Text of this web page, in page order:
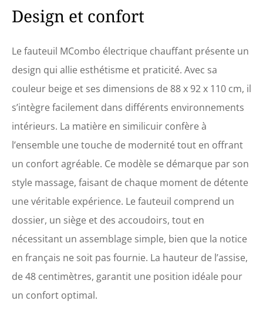
hauteur avec fonction
d'aide électrique pour se
incliné jusqu'à 140°. Peut
supporter jusqu'à 120 kg. 4
pièces, 8 nœuds de
massage vibrants : dos,
hanches, jambes, mollet et
5 modes de vibration :
pouls, vague, automatique
et normal. Système de
chauffage intégré dans le
pour recharger votre
téléphone. Le dossier
permet de vous incliner,
tandis que le siège
soutien à votre corps et
encore plus de confort. Le
électriquement jusqu'à 140
Design et confort
Le fauteuil MCombo électrique chauffant présente un
design qui allie esthétisme et praticité. Avec sa
couleur beige et ses dimensions de 88 x 92 x 110 cm, il
s’intègre facilement dans différents environnements
intérieurs. La matière en similicuir confère à
l’ensemble une touche de modernité tout en offrant
un confort agréable. Ce modèle se démarque par son
style massage, faisant de chaque moment de détente
une véritable expérience. Le fauteuil comprend un
dossier, un siège et des accoudoirs, tout en
nécessitant un assemblage simple, bien que la notice
en français ne soit pas fournie. La hauteur de l’assise,
de 48 centimètres, garantit une position idéale pour
un confort optimal.